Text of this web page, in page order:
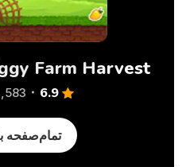
Farm Harvest
6.9
14,583
تمام‌صفحه